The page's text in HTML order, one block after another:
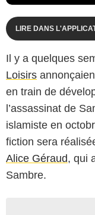
LIRE DANS
Il y a quelques
Loisirs
en train de
l’assassinat de
islamiste en
fiction sera
Alice Géraud, qui
Sambre.